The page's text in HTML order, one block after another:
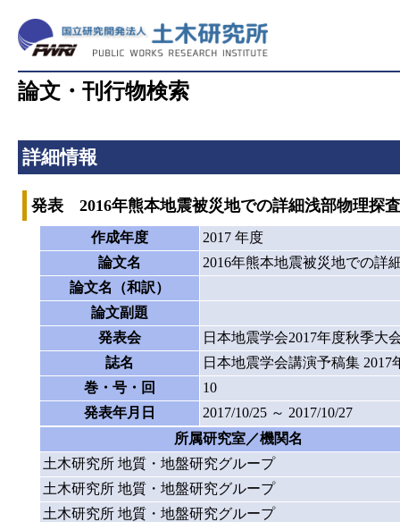
論文・刊行物検索
詳細情報
発表 2016年熊本地震被災地での詳細浅部物理探査
作成年度
2017 年度
論文名
2016年熊本地震被災地での詳
論文名（和訳）
論文副題
発表会
日本地震学会2017年度秋季大
誌名
日本地震学会講演予稿集 2017
巻・号・回
10
発表年月日
2017/10/25 ～ 2017/10/27
所属研究室／機関名
土木研究所 地質・地盤研究グループ
土木研究所 地質・地盤研究グループ
土木研究所 地質・地盤研究グループ